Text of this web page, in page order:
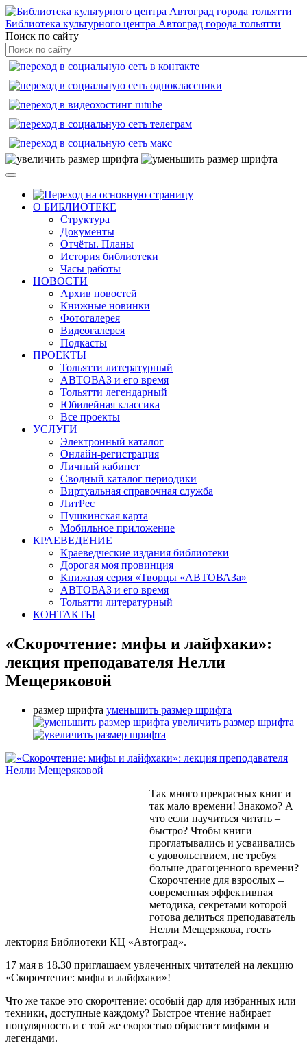
Библиотека культурного центра Автоград города тольятти
Поиск по сайту
О БИБЛИОТЕКЕ
Структура
Документы
Отчёты. Планы
История библиотеки
Часы работы
НОВОСТИ
Архив новостей
Книжные новинки
Фотогалерея
Видеогалерея
Подкасты
ПРОЕКТЫ
Тольятти литературный
АВТОВАЗ и его время
Тольятти легендарный
Юбилейная классика
Все проекты
УСЛУГИ
Электронный каталог
Онлайн-регистрация
Личный кабинет
Сводный каталог периодики
Виртуальная справочная служба
ЛитРес
Пушкинская карта
Мобильное приложение
КРАЕВЕДЕНИЕ
Краеведческие издания библиотеки
Дорогая моя провинция
Книжная серия «Творцы «АВТОВАЗа»
АВТОВАЗ и его время
Тольятти литературный
КОНТАКТЫ
«Скорочтение: мифы и лайфхаки»:
лекция преподавателя Нелли
Мещеряковой
размер шрифта уменьшить размер шрифта
увеличить размер шрифта
Так много прекрасных книг и
так мало времени! Знакомо? А
что если научиться читать –
быстро? Чтобы книги
проглатывались и усваивались
с удовольствием, не требуя
больше драгоценного времени?
Скорочтение для взрослых –
современная эффективная
методика, секретами которой
готова делиться преподаватель
Нелли Мещерякова, гость
лектория Библиотеки КЦ «Автоград».
17 мая в 18.30 приглашаем увлеченных читателей на лекцию
«Скорочтение: мифы и лайфхаки»!
Что же такое это скорочтение: особый дар для избранных или
техники, доступные каждому? Быстрое чтение набирает
популярность и с той же скоростью обрастает мифами и
легендами.